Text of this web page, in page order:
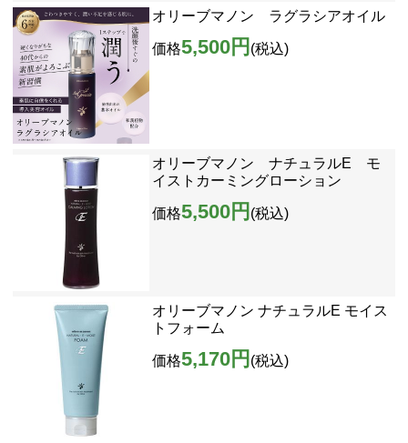
オリーブマノン ラグラシアオイル
価格5,500円 (税込)
オリーブマノン ナチュラルE モ
イストカーミングローション
価格5,500円 (税込)
オリーブマノン ナチュラルE モイス
トフォーム
価格5,170円 (税込)